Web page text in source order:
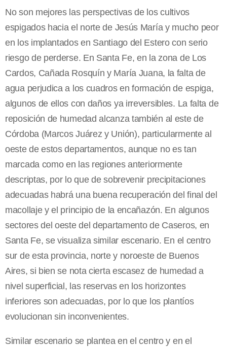
No son mejores las perspectivas de los cultivos
espigados hacia el norte de Jesús María y mucho peor
en los implantados en Santiago del Estero con serio
riesgo de perderse. En Santa Fe, en la zona de Los
Cardos, Cañada Rosquín y María Juana, la falta de
agua perjudica a los cuadros en formación de espiga,
algunos de ellos con daños ya irreversibles. La falta de
reposición de humedad alcanza también al este de
Córdoba (Marcos Juárez y Unión), particularmente al
oeste de estos departamentos, aunque no es tan
marcada como en las regiones anteriormente
descriptas, por lo que de sobrevenir precipitaciones
adecuadas habrá una buena recuperación del final del
macollaje y el principio de la encañazón. En algunos
sectores del oeste del departamento de Caseros, en
Santa Fe, se visualiza similar escenario. En el centro
sur de esta provincia, norte y noroeste de Buenos
Aires, si bien se nota cierta escasez de humedad a
nivel superficial, las reservas en los horizontes
inferiores son adecuadas, por lo que los plantíos
evolucionan sin inconvenientes.
Similar escenario se plantea en el centro y en el